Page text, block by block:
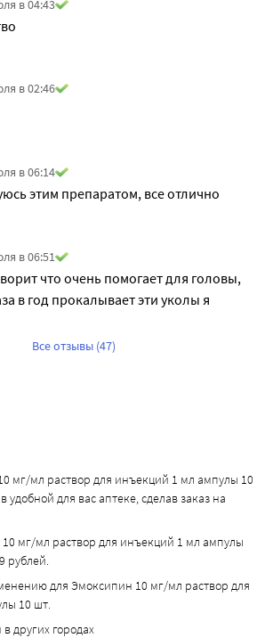
в 04:43
в 02:46
в 06:14
этим препаратом, все отлично
в 06:51
что очень помогает для головы,
в год прокалывает эти уколы я
Все отзывы (47)
мг/мл раствор для инъекций 1 мл ампулы 10
для вас аптеке, сделав заказ на
мг/мл раствор для инъекций 1 мл ампулы
рублей.
для Эмоксипин 10 мг/мл раствор для
10 шт.
других городах